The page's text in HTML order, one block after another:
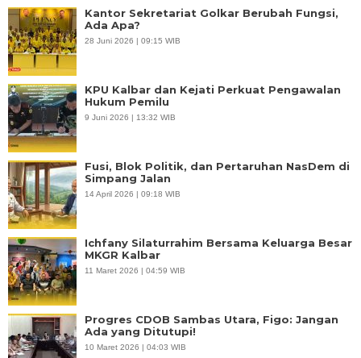
Kantor Sekretariat Golkar Berubah Fungsi,
Ada Apa?
28 Juni 2026 | 09:15 WIB
KPU Kalbar dan Kejati Perkuat Pengawalan
Hukum Pemilu
9 Juni 2026 | 13:32 WIB
Fusi, Blok Politik, dan Pertaruhan NasDem di
Simpang Jalan
14 April 2026 | 09:18 WIB
Ichfany Silaturrahim Bersama Keluarga Besar
MKGR Kalbar
11 Maret 2026 | 04:59 WIB
Progres CDOB Sambas Utara, Figo: Jangan
Ada yang Ditutupi!
10 Maret 2026 | 04:03 WIB